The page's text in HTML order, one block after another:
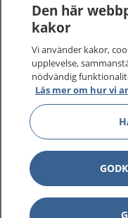
På 1177.se får du
sjukdomar och vilka
Logga in för att
vårdärenden. Ring
sjukvårdsrådgivning
1177 ger dig råd när
1177 på flera språk
Den här
kakor
Vi använder kakor,
upplevelse,
nödvändig
Läs mer om hur vi